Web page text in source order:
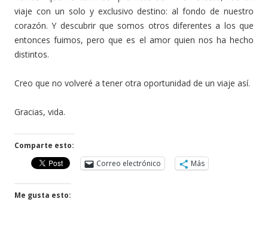
viaje con un solo y exclusivo destino: al fondo de nuestro
corazón. Y descubrir que somos otros diferentes a los que
entonces fuimos, pero que es el amor quien nos ha hecho
distintos.
Creo que no volveré a tener otra oportunidad de un viaje así.
Gracias, vida.
Comparte esto:
Correo electrónico
Más
Me gusta esto: